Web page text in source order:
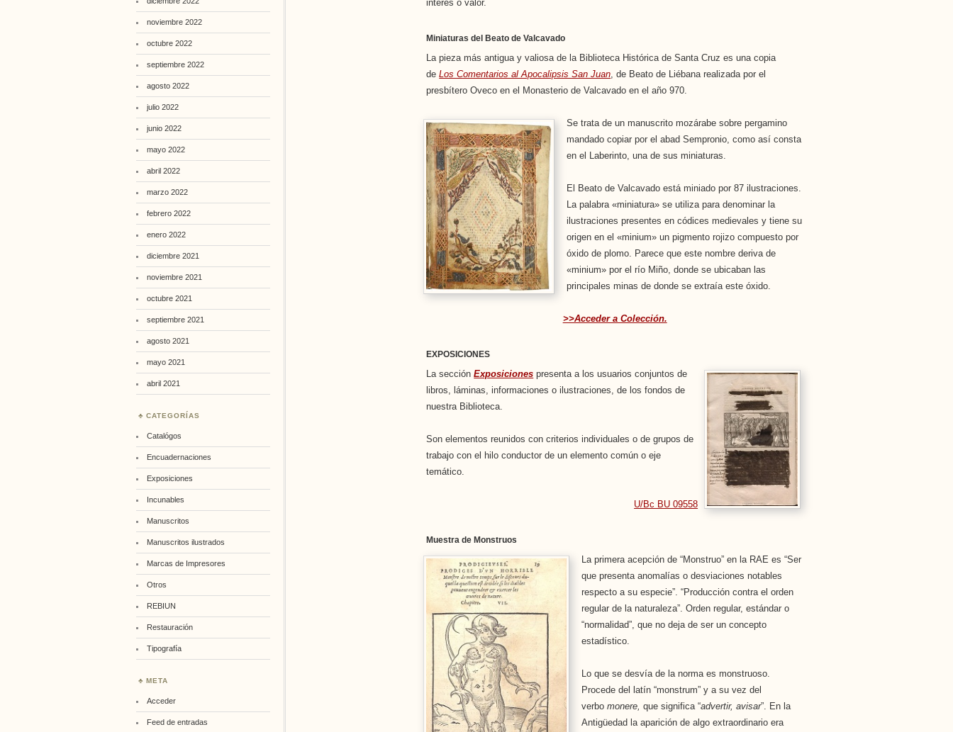
interés o valor.
Miniaturas del Beato de Valcavado
La pieza más antigua y valiosa de la Biblioteca Histórica de Santa Cruz es una copia
deLos Comentarios al Apocalipsis San Juan , de Beato de Liébana realizada por el
presbítero Oveco en el Monasterio de Valcavado en el año 970.
Se trata de un manuscrito mozárabe sobre pergamino
mandado copiar por el abad Sempronio, como así consta
en el Laberinto, una de sus miniaturas.
El Beato de Valcavado está miniado por 87 ilustraciones.
La palabra «miniatura» se utiliza para denominar la
ilustraciones presentes en códices medievales y tiene su
origen en el «minium» un pigmento rojizo compuesto por
óxido de plomo. Parece que este nombre deriva de
«minium» por el río Miño, donde se ubicaban las
principales minas de donde se extraía este óxido.
>>Acceder a Colección.
EXPOSICIONES
La secciónExposiciones presenta a los usuarios conjuntos de
libros, láminas, informaciones o ilustraciones, de los fondos de
nuestra Biblioteca.
Son elementos reunidos con criterios individuales o de grupos de
trabajo con el hilo conductor de un elemento común o eje
temático.
U/Bc BU 09558
Muestra de Monstruos
La primera acepción de “Monstruo” en la RAE es “Ser
que presenta anomalías o desviaciones notables
respecto a su especie”. “Producción contra el orden
regular de la naturaleza”. Orden regular, estándar o
“normalidad”, que no deja de ser un concepto
estadístico.
Lo que se desvía de la norma es monstruoso.
Procede del latín “monstrum” y a su vez del
verbomonere, que significa “advertir, avisar”. En la
Antigüedad la aparición de algo extraordinario era
noviembre 2022
octubre 2022
septiembre 2022
agosto 2022
julio 2022
junio 2022
mayo 2022
abril 2022
marzo 2022
febrero 2022
enero 2022
diciembre 2021
noviembre 2021
octubre 2021
septiembre 2021
agosto 2021
mayo 2021
abril 2021
CATEGORÍAS
Catalógos
Encuadernaciones
Exposiciones
Incunables
Manuscritos
Manuscritos ilustrados
Marcas de Impresores
Otros
REBIUN
Restauración
Tipografía
META
Acceder
Feed de entradas